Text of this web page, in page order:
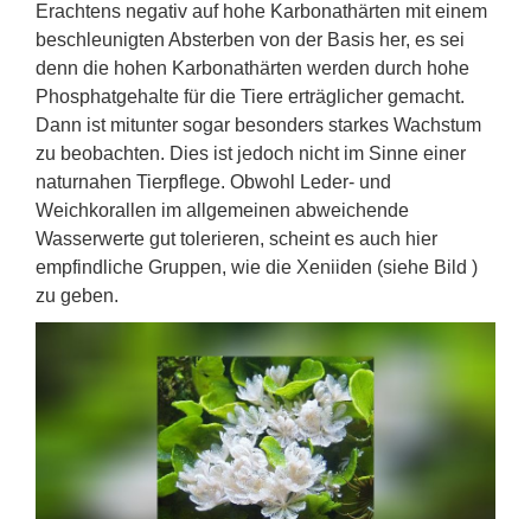
Erachtens negativ auf hohe Karbonathärten mit einem
beschleunigten Absterben von der Basis her, es sei
denn die hohen Karbonathärten werden durch hohe
Phosphatgehalte für die Tiere erträglicher gemacht.
Dann ist mitunter sogar besonders starkes Wachstum
zu beobachten. Dies ist jedoch nicht im Sinne einer
naturnahen Tierpflege. Obwohl Leder- und
Weichkorallen im allgemeinen abweichende
Wasserwerte gut tolerieren, scheint es auch hier
empfindliche Gruppen, wie die Xeniiden (siehe Bild )
zu geben.